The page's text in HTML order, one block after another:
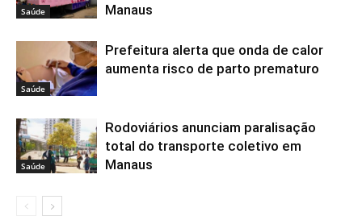
Saúde
Manaus
Saúde
Prefeitura alerta que onda de calor
aumenta risco de parto prematuro
Saúde
Rodoviários anunciam paralisação
total do transporte coletivo em
Manaus